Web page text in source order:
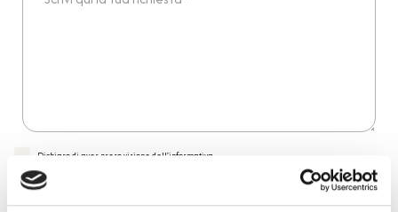
Dichiaro di aver preso visione dell'informativa
Desidero iscrivermi alla newsletter e
autorizzo al trattamento dei miei dati personali.